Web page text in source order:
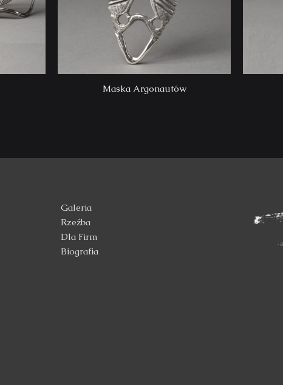
Maska Argonautów
Galeria
Rzeźba
Dla Firm
Biografia